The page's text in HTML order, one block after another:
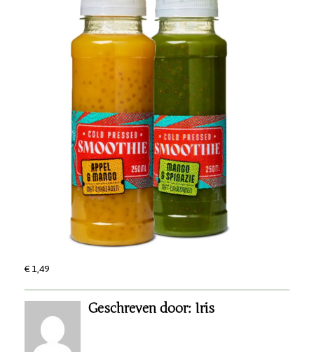
€ 1,49
Geschreven door: Iris